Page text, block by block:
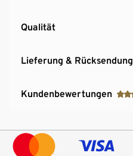
Qualität
Lieferung & Rücksendung
Kundenbewertungen